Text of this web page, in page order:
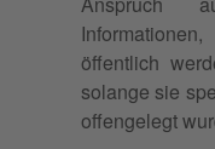
öffentlich
solange sie
offengelegt